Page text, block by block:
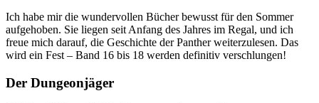
Ich habe mir die wundervollen Bücher bewusst für den Sommer
aufgehoben. Sie liegen seit Anfang des Jahres im Regal, und ich
freue mich darauf, die Geschichte der Panther weiterzulesen. Das
wird ein Fest – Band 16 bis 18 werden definitiv verschlungen!
Der Dungeonjäger